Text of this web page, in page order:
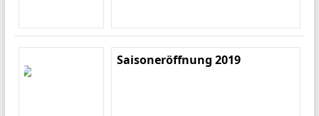
Saisoneröffnung 2019